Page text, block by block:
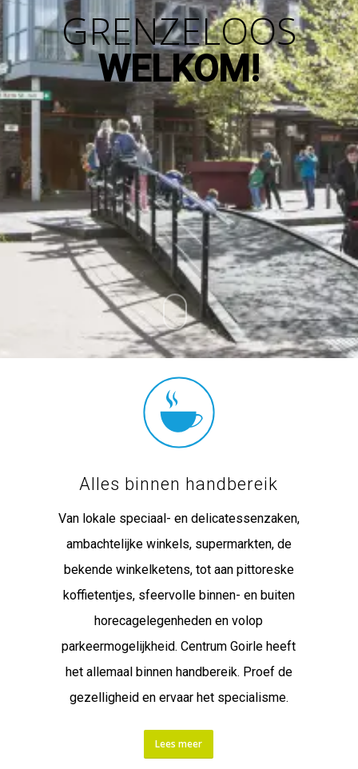
GRENZELOOS
WELKOM!
Alles binnen handbereik
Van lokale speciaal- en delicatessenzaken,
ambachtelijke winkels, supermarkten, de
bekende winkelketens, tot aan pittoreske
koffietentjes, sfeervolle binnen- en buiten
horecagelegenheden en volop
parkeermogelijkheid. Centrum Goirle heeft
het allemaal binnen handbereik. Proef de
gezelligheid en ervaar het specialisme.
Lees meer